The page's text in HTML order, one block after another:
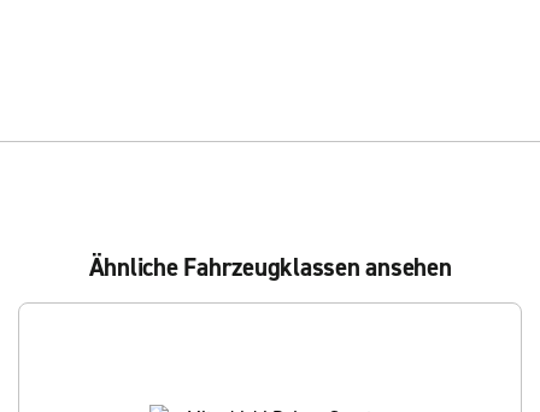
Ähnliche Fahrzeugklassen ansehen